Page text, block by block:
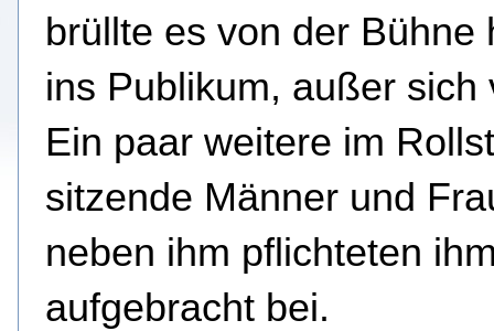
brüllte es von der Bühne
ins Publikum, außer sich
Ein paar weitere im
sitzende Männer und
neben ihm pflichteten
aufgebracht bei.